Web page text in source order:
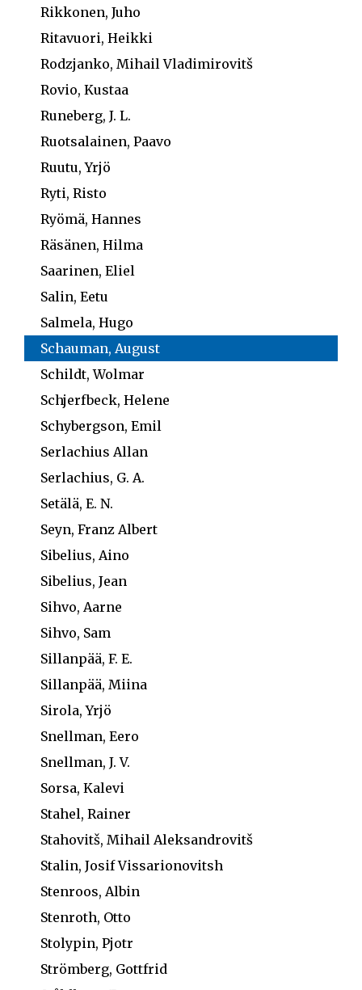
Rikkonen, Juho
Ritavuori, Heikki
Rodzjanko, Mihail Vladimirovitš
Rovio, Kustaa
Runeberg, J. L.
Ruotsalainen, Paavo
Ruutu, Yrjö
Ryti, Risto
Ryömä, Hannes
Räsänen, Hilma
Saarinen, Eliel
Salin, Eetu
Salmela, Hugo
Schauman, August
Schildt, Wolmar
Schjerfbeck, Helene
Schybergson, Emil
Serlachius Allan
Serlachius, G. A.
Setälä, E. N.
Seyn, Franz Albert
Sibelius, Aino
Sibelius, Jean
Sihvo, Aarne
Sihvo, Sam
Sillanpää, F. E.
Sillanpää, Miina
Sirola, Yrjö
Snellman, Eero
Snellman, J. V.
Sorsa, Kalevi
Stahel, Rainer
Stahovitš, Mihail Aleksandrovitš
Stalin, Josif Vissarionovitsh
Stenroos, Albin
Stenroth, Otto
Stolypin, Pjotr
Strömberg, Gottfrid